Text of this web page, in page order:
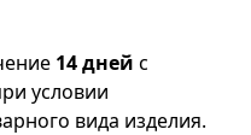
14 дней с
условии
вида изделия.